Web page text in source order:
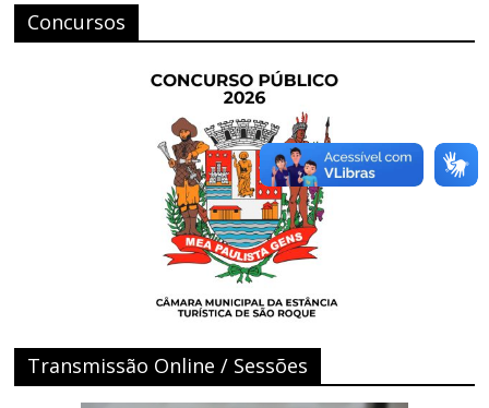
Concursos
Transmissão Online / Sessões